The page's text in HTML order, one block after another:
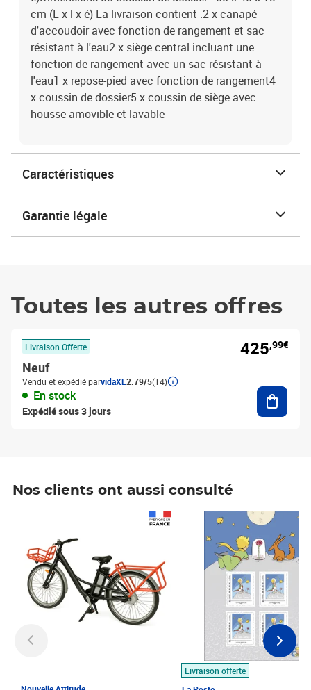
cm (L x l x é) La livraison contient :2 x canapé
d'accoudoir avec fonction de rangement et sac
résistant à l'eau2 x siège central incluant une
fonction de rangement avec un sac résistant à
l'eau1 x repose-pied avec fonction de rangement4
x coussin de dossier5 x coussin de siège avec
housse amovible et lavable
Caractéristiques
Garantie légale
Toutes les autres offres
Livraison Offerte
Neuf
Vendu et expédié parvidaXL 2.79/5(14)
En stock
Expédié sous 3 jours
425,99€
Nos clients ont aussi consulté
Livraison offerte
Prix 7,50€